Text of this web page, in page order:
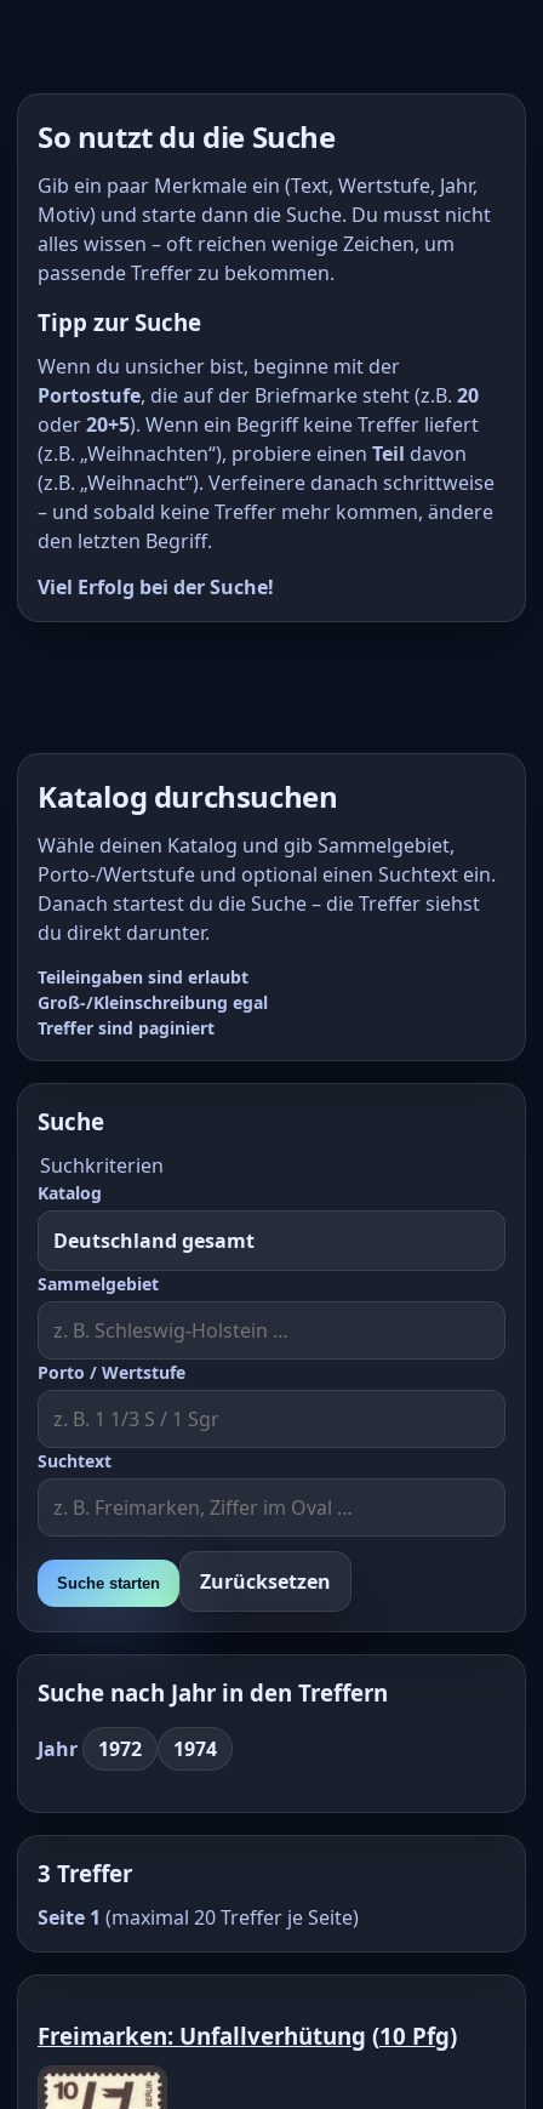
So nutzt du die Suche
Gib ein paar Merkmale ein (Text, Wertstufe, Jahr,
Motiv) und starte dann die Suche. Du musst nicht
alles wissen – oft reichen wenige Zeichen, um
passende Treffer zu bekommen.
Tipp zur Suche
Wenn du unsicher bist, beginne mit der
Portostufe, die auf der Briefmarke steht (z.B. 20
oder20+5). Wenn ein Begriff keine Treffer liefert
(z.B. „Weihnachten“), probiere einen Teil davon
(z.B. „Weihnacht“). Verfeinere danach schrittweise
– und sobald keine Treffer mehr kommen, ändere
den letzten Begriff.
Viel Erfolg bei der Suche!
Katalog durchsuchen
Wähle deinen Katalog und gib Sammelgebiet,
Porto-/Wertstufe und optional einen Suchtext ein.
Danach startest du die Suche – die Treffer siehst
du direkt darunter.
Teileingaben sind erlaubt
Groß-/Kleinschreibung egal
Treffer sind paginiert
Suche
Suchkriterien
Katalog
Sammelgebiet
Porto / Wertstufe
Suchtext
Suche starten Zurücksetzen
Suche nach Jahr in den Treffern
Jahr 1972 1974
3 Treffer
Seite 1 (maximal 20 Treffer je Seite)
Freimarken: Unfallverhütung (10 Pfg)